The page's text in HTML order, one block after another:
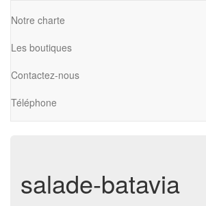
Notre charte
Les boutiques
Contactez-nous
Téléphone
salade-batavia